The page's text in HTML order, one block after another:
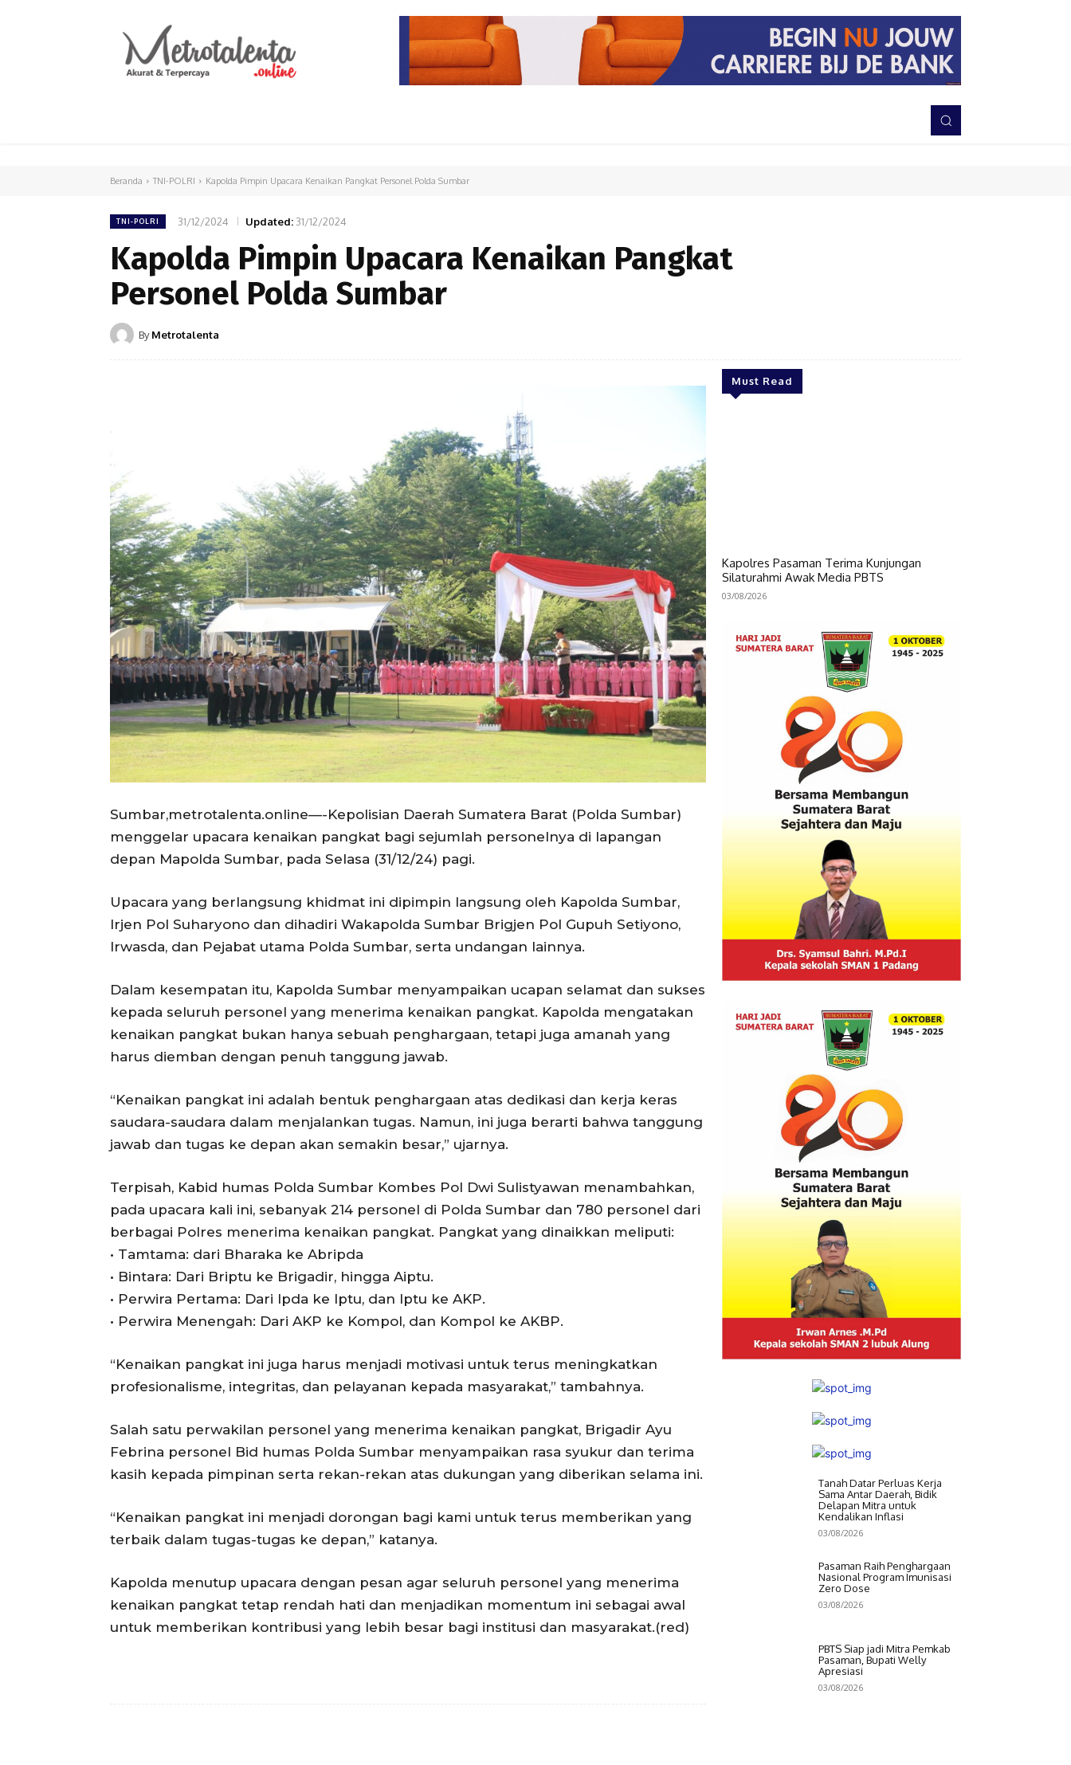
TNI-POLRI
Beranda TNI-POLRI Kapolda Pimpin Upacara Kenaikan Pangkat Personel Polda Sumbar
TNI-POLRI 31/12/2024 Updated: 31/12/2024
Kapolda Pimpin Upacara Kenaikan Pangkat
Personel Polda Sumbar
By Metrotalenta
Sumbar,metrotalenta.online—-Kepolisian Daerah Sumatera Barat (Polda Sumbar)
menggelar upacara kenaikan pangkat bagi sejumlah personelnya di lapangan
depan Mapolda Sumbar, pada Selasa (31/12/24) pagi.
Upacara yang berlangsung khidmat ini dipimpin langsung oleh Kapolda Sumbar,
Irjen Pol Suharyono dan dihadiri Wakapolda Sumbar Brigjen Pol Gupuh Setiyono,
Irwasda, dan Pejabat utama Polda Sumbar, serta undangan lainnya.
Dalam kesempatan itu, Kapolda Sumbar menyampaikan ucapan selamat dan sukses
kepada seluruh personel yang menerima kenaikan pangkat. Kapolda mengatakan
kenaikan pangkat bukan hanya sebuah penghargaan, tetapi juga amanah yang
harus diemban dengan penuh tanggung jawab.
“Kenaikan pangkat ini adalah bentuk penghargaan atas dedikasi dan kerja keras
saudara-saudara dalam menjalankan tugas. Namun, ini juga berarti bahwa tanggung
jawab dan tugas ke depan akan semakin besar,” ujarnya.
Terpisah, Kabid humas Polda Sumbar Kombes Pol Dwi Sulistyawan menambahkan,
pada upacara kali ini, sebanyak 214 personel di Polda Sumbar dan 780 personel dari
berbagai Polres menerima kenaikan pangkat. Pangkat yang dinaikkan meliputi:
• Tamtama: dari Bharaka ke Abripda
• Bintara: Dari Briptu ke Brigadir, hingga Aiptu.
• Perwira Pertama: Dari Ipda ke Iptu, dan Iptu ke AKP.
• Perwira Menengah: Dari AKP ke Kompol, dan Kompol ke AKBP.
“Kenaikan pangkat ini juga harus menjadi motivasi untuk terus meningkatkan
profesionalisme, integritas, dan pelayanan kepada masyarakat,” tambahnya.
Salah satu perwakilan personel yang menerima kenaikan pangkat, Brigadir Ayu
Febrina personel Bid humas Polda Sumbar menyampaikan rasa syukur dan terima
kasih kepada pimpinan serta rekan-rekan atas dukungan yang diberikan selama ini.
“Kenaikan pangkat ini menjadi dorongan bagi kami untuk terus memberikan yang
terbaik dalam tugas-tugas ke depan,” katanya.
Kapolda menutup upacara dengan pesan agar seluruh personel yang menerima
kenaikan pangkat tetap rendah hati dan menjadikan momentum ini sebagai awal
untuk memberikan kontribusi yang lebih besar bagi institusi dan masyarakat.(red)
Must Read
Kapolres Pasaman Terima Kunjungan
Silaturahmi Awak Media PBTS
03/08/2026
Tanah Datar Perluas Kerja
Sama Antar Daerah, Bidik
Delapan Mitra untuk
Kendalikan Inflasi
03/08/2026
Pasaman Raih Penghargaan
Nasional Program Imunisasi
Zero Dose
03/08/2026
PBTS Siap jadi Mitra Pemkab
Pasaman, Bupati Welly
Apresiasi
03/08/2026